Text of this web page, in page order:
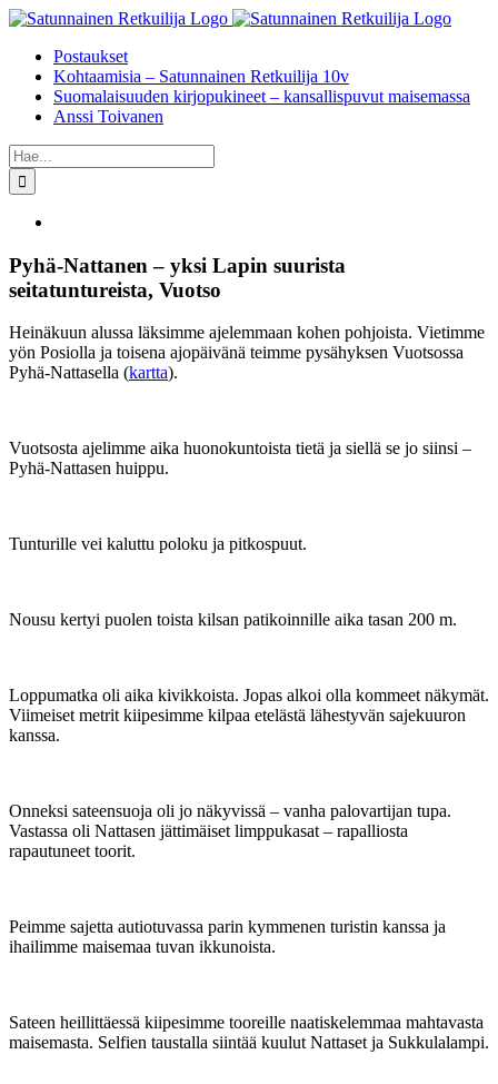
Skip
contentPostaukset
Kohtaamisia – Satunnainen Retkuilija 10v
Suomalaisuuden kirjopukineet – kansallispuvut maisemassa
Anssi Toivanen
Etsi
...
isompana
Pyhä-Nattanen – yksi Lapin suurista
seitatuntureista, Vuotso
Heinäkuun alussa läksimme ajelemmaan kohen pohjoista. Vietimme
yön Posiolla ja toisena ajopäivänä teimme pysähyksen Vuotsossa
Pyhä-Nattasella (kartta).
Vuotsosta ajelimme aika huonokuntoista tietä ja siellä se jo siinsi –
Pyhä-Nattasen huippu.
Tunturille vei kaluttu poloku ja pitkospuut.
Nousu kertyi puolen toista kilsan patikoinnille aika tasan 200 m.
Loppumatka oli aika kivikkoista. Jopas alkoi olla kommeet näkymät.
Viimeiset metrit kiipesimme kilpaa etelästä lähestyvän sajekuuron
kanssa.
Onneksi sateensuoja oli jo näkyvissä – vanha palovartijan tupa.
Vastassa oli Nattasen jättimäiset limppukasat – rapalliosta
rapautuneet toorit.
Peimme sajetta autiotuvassa parin kymmenen turistin kanssa ja
ihailimme maisemaa tuvan ikkunoista.
Sateen heillittäessä kiipesimme tooreille naatiskelemmaa mahtavasta
maisemasta. Selfien taustalla siintää kuulut Nattaset ja Sukkulalampi.